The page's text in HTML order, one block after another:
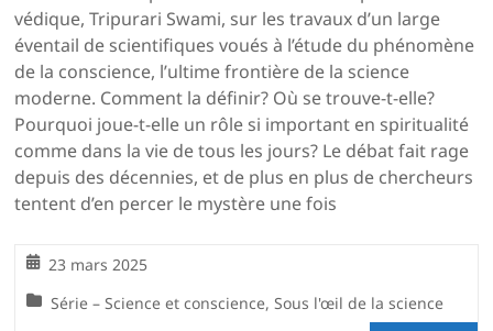
védique, Tripurari Swami, sur les travaux d’un large
éventail de scientifiques voués à l’étude du phénomène
de la conscience, l’ultime frontière de la science
moderne. Comment la définir? Où se trouve-t-elle?
Pourquoi joue-t-elle un rôle si important en spiritualité
comme dans la vie de tous les jours? Le débat fait rage
depuis des décennies, et de plus en plus de chercheurs
tentent d’en percer le mystère une fois
23 mars 2025
Série – Science et conscience,Sous l'œil de la science